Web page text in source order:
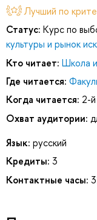
Лучший по
Статус: Курс по
культуры и рынок
Кто читает: Школа
Где читается:
Когда читается: 2-
Охват аудитории:
Язык: русский
Кредиты: 3
Контактные часы: